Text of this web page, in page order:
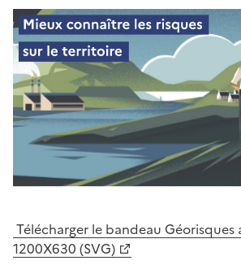
Télécharger le bandeau
1200X630 (SVG)